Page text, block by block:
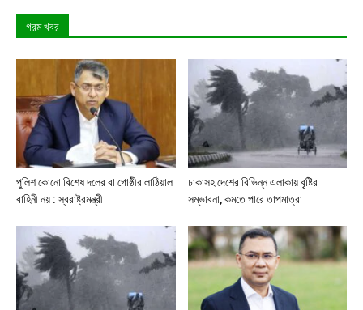
গরম খবর
পুলিশ কোনো বিশেষ দলের বা গোষ্ঠীর লাঠিয়াল
বাহিনী নয় : স্বরাষ্ট্রমন্ত্রী
ঢাকাসহ দেশের বিভিন্ন এলাকায় বৃষ্টির
সম্ভাবনা, কমতে পারে তাপমাত্রা